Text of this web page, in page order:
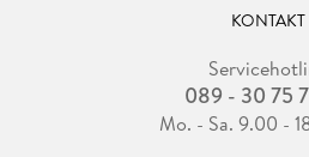
KONTAKT
089 - 30 75
Mo. - Sa. 9.00 -